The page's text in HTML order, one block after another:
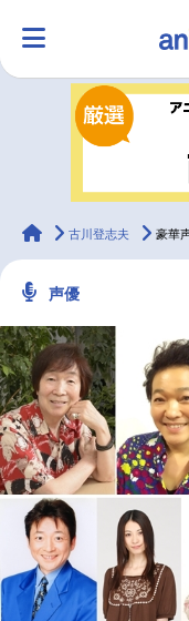
ラン
ラジオ
2.5次元 配信・
最新記事一覧
アニメ記事一覧
アニメ映画一覧
今期アニメ曜日別一覧
animateTimes
古川登志夫 豪華
声優